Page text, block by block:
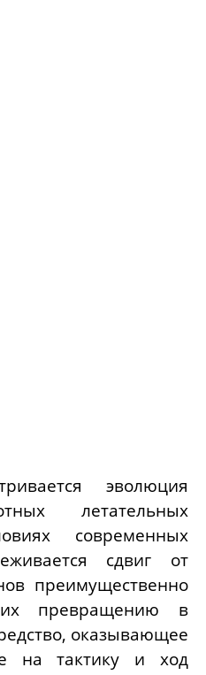
эволюция
летательных
современных
сдвиг от
преимущественно
превращению в
оказывающее
на тактику и ход